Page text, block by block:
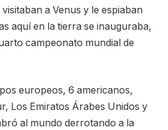
a Venus y le espiaban
aquí en la tierra se inauguraba,
campeonato mundial de
europeos, 6 americanos,
Los Emiratos Árabes Unidos y
al mundo derrotando a la